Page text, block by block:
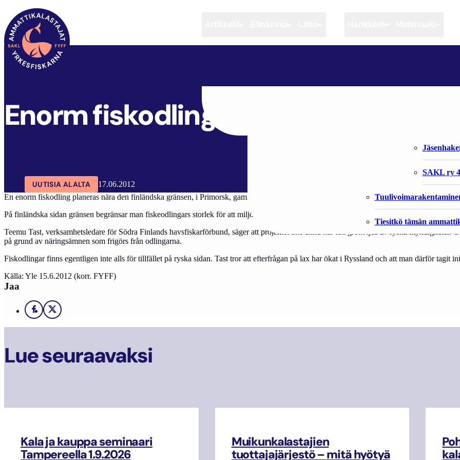
Artikkelit Elinkeino
Rannikko ja
Elinkeinokalatalouden
Kalat ja kalatalous
Vahinkoeläimet
Tiesitkö tämän
Liitto
Liiton
SAKL ry
SAKL ARTIKKELIT
Enorm fiskodling planeras vid
UUTISIA ALALTA
17.06.2012
En enorm fiskodling planeras nära den finländska gränsen, i Primorsk, gamla Björkö. Det handlar om en odling som kunde producera 1-3
På finländska sidan gränsen begränsar man fiskeodlingars storlek för att miljöpåverkan inte skulle bli för stor. Fiskodlingarna i östra Finska
Teemu Tast, verksamhetsledare för Södra Finlands havsfiskarförbund, säger att projektet inte ännu har fått grönt ljus av ryska myndigheter.
på grund av näringsämnen som frigörs från odlingarna.
Fiskodlingar finns egentligen inte alls för tillfället på ryska sidan. Tast tror att efterfrågan på lax har ökat i Ryssland och att man därför tagit
Källa: Yle 15.6.2012 (korr. FYFF)
Jaa
Facebook
X
Lue seuraavaksi
Kala ja kauppa seminaari
Tampereella 1.9.2026
Muikunkalastajien
tuottajajärjestö – mitä hyötyä